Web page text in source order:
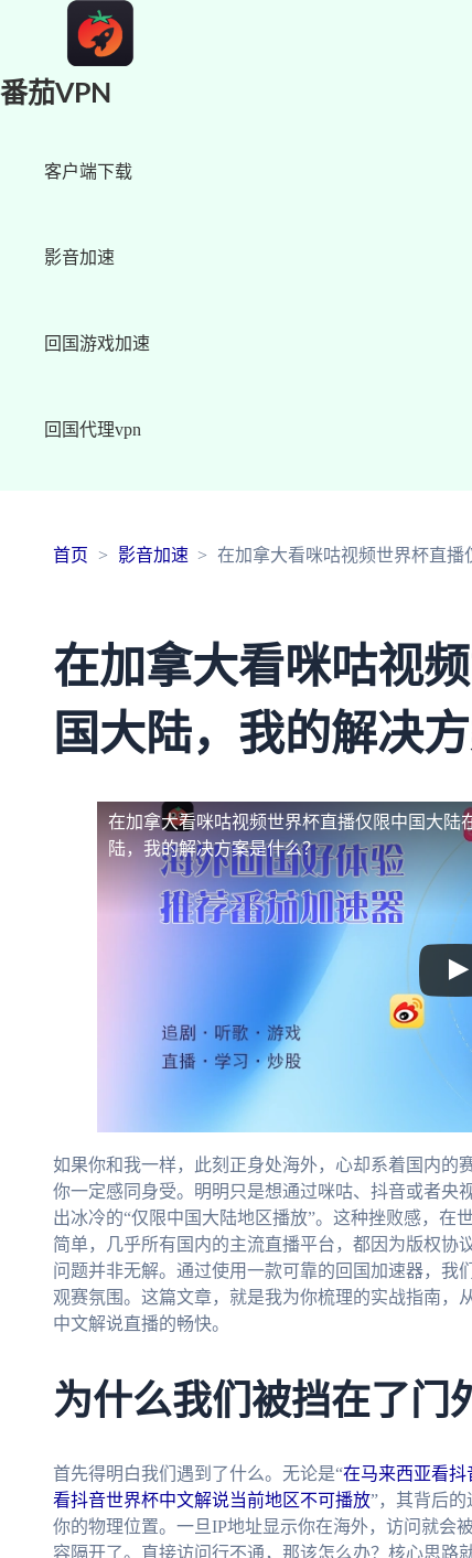
番茄VPN
客户端下载
影音加速
回国游戏加速
回国代理vpn
首页 影音加速 在加拿大看咪咕视频世界杯直播
在加拿大看咪咕视
国大陆，我的解决方
在加拿大看咪咕视频世界杯直播仅限中国大陆
陆，我的解决方案是什么？
如果你和我一样，此刻正身处海外，心却系着国内的
你一定感同身受。明明只是想通过咪咕、抖音或者央
出冰冷的“仅限中国大陆地区播放”。这种挫败感，在
简单，几乎所有国内的主流直播平台，都因为版权协
问题并非无解。通过使用一款可靠的回国加速器，我
观赛氛围。这篇文章，就是我为你梳理的实战指南，
中文解说直播的畅快。
为什么我们被挡在了门
首先得明白我们遇到了什么。无论是“在马来西亚看
看抖音世界杯中文解说当前地区不可播放”，其背后
你的物理位置。一旦IP地址显示你在海外，访问就会
容隔开了。直接访问行不通，那该怎么办？核心思路